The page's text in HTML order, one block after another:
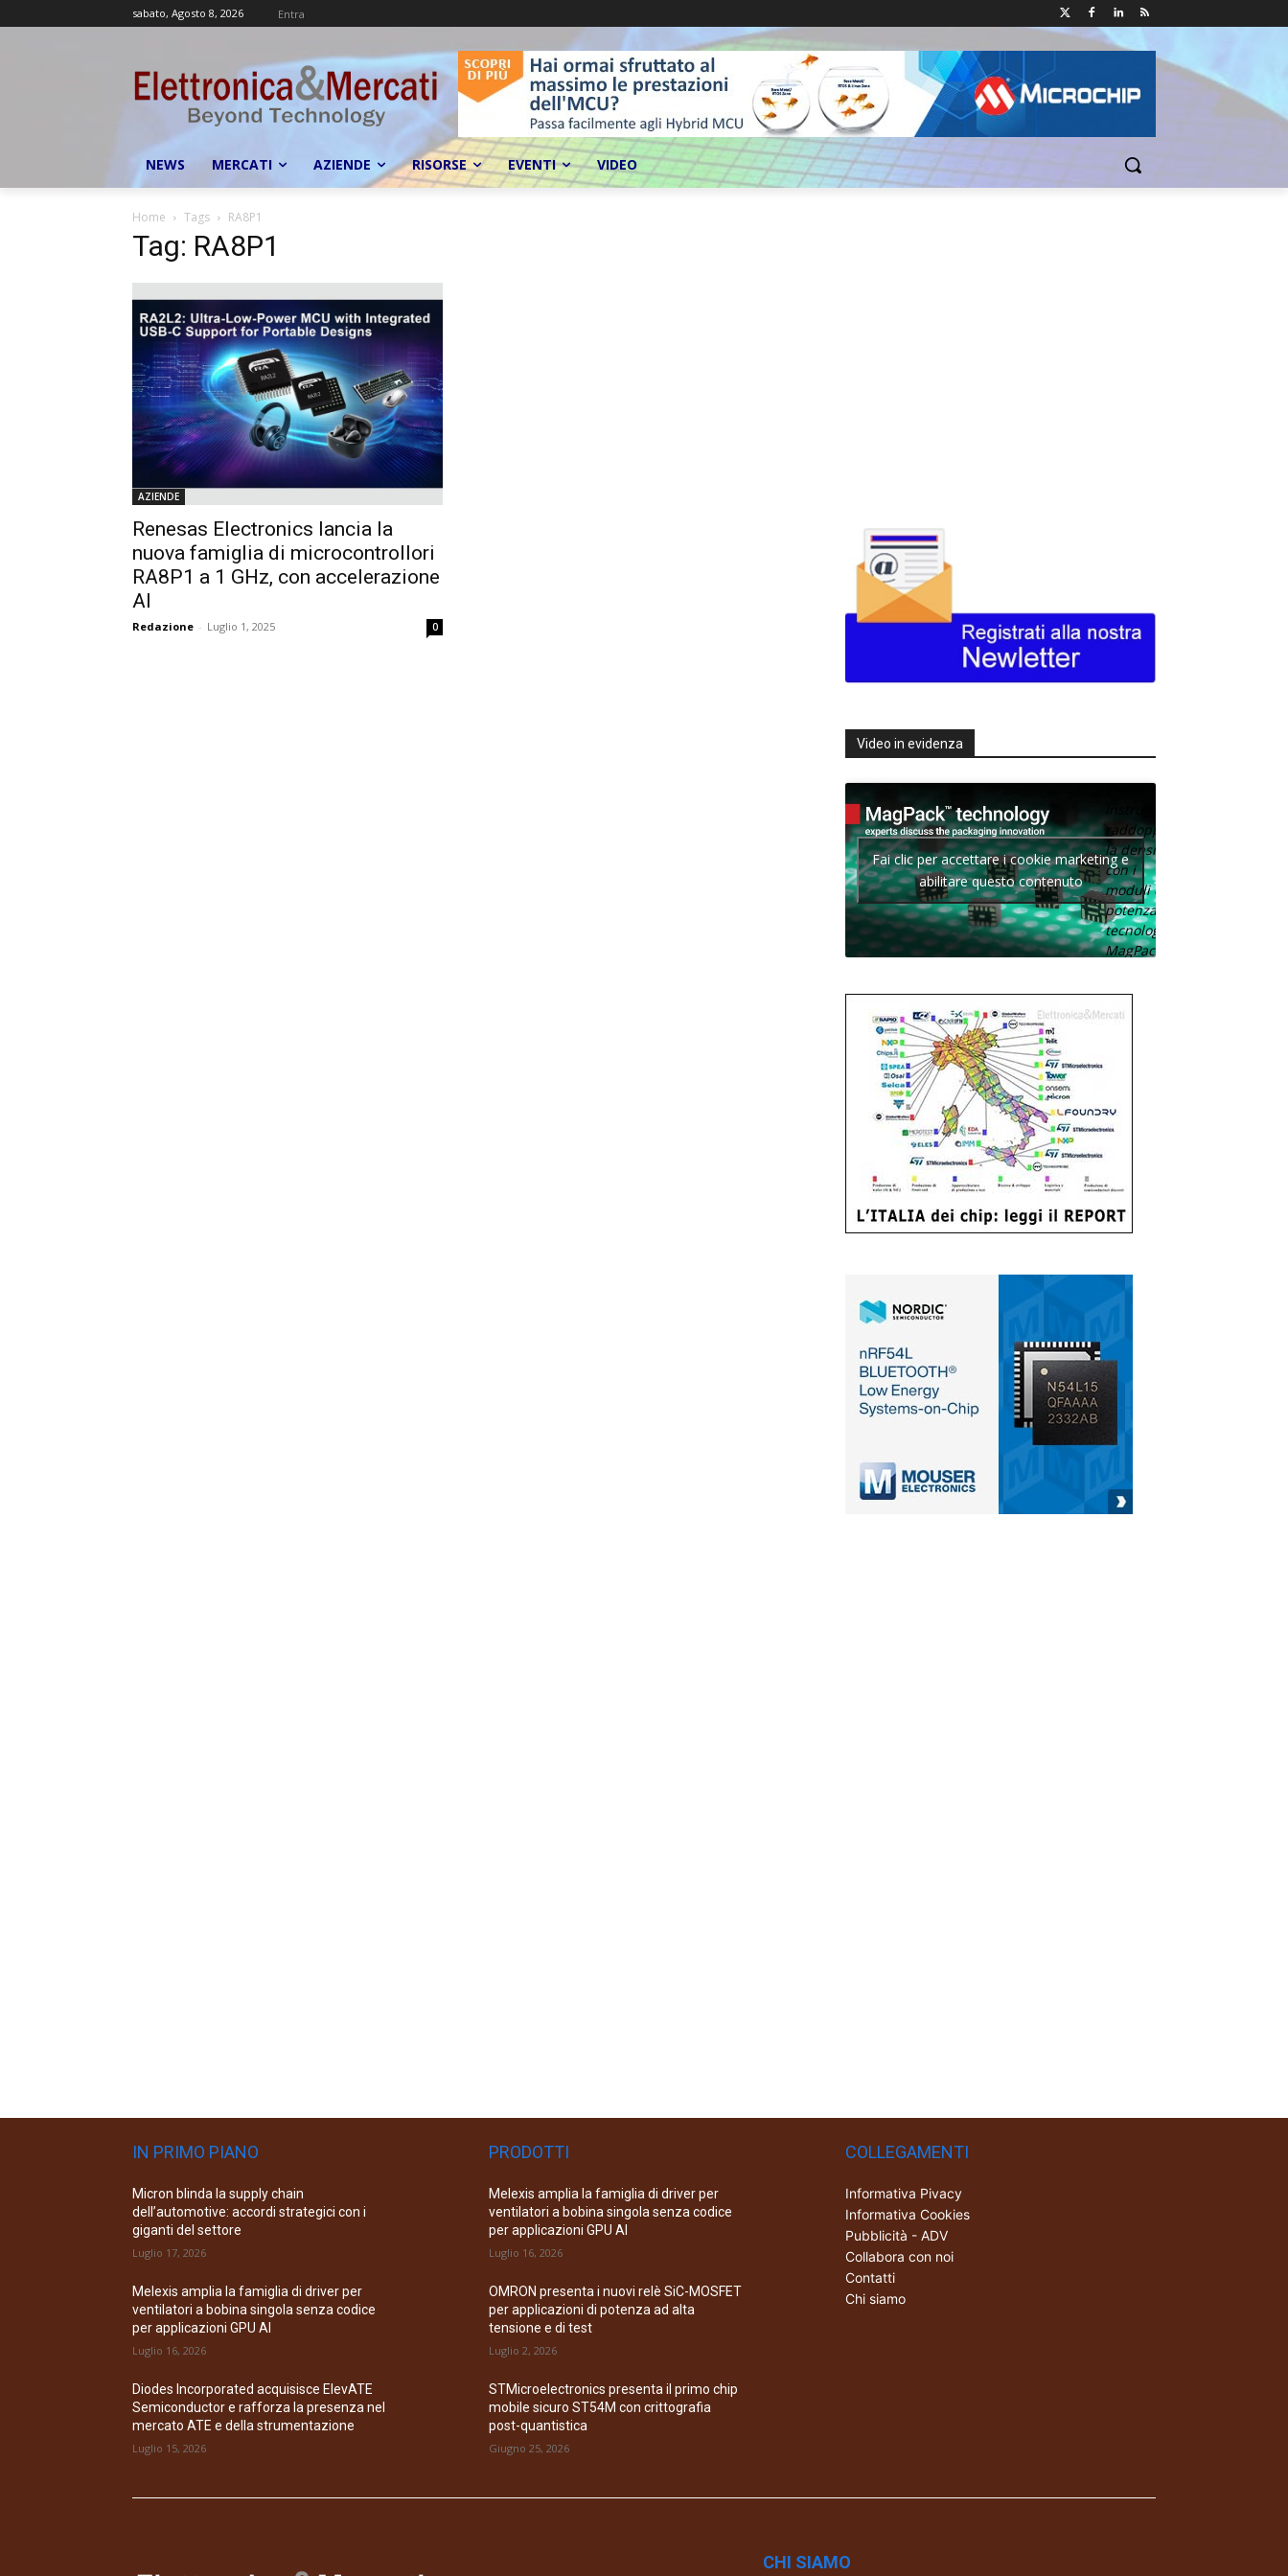
sabato, Agosto 8, 2026 Entra
NEWS MERCATI AZIENDE RISORSE EVENTI VIDEO
Home Tags RA8P1
Tag: RA8P1
AZIENDE
Renesas Electronics lancia la
nuova famiglia di microcontrollori
RA8P1 a 1 GHz, con accelerazione
AI
Redazione - Luglio 1, 2025 0
Video in evidenza
Texas
raddoppia
la densità
con i
moduli di
potenza con
tecnologia
MagPack.
Fai clic per accettare i cookie marketing e
abilitare questo contenuto
IN PRIMO PIANO
Micron blinda la supply chain
dell’automotive: accordi strategici con i
giganti del settore
Luglio 17, 2026
Melexis amplia la famiglia di driver per
ventilatori a bobina singola senza codice
per applicazioni GPU AI
Luglio 16, 2026
Diodes Incorporated acquisisce ElevATE
Semiconductor e rafforza la presenza nel
mercato ATE e della strumentazione
Luglio 15, 2026
PRODOTTI
Melexis amplia la famiglia di driver per
ventilatori a bobina singola senza codice
per applicazioni GPU AI
Luglio 16, 2026
OMRON presenta i nuovi relè SiC-MOSFET
per applicazioni di potenza ad alta
tensione e di test
Luglio 2, 2026
STMicroelectronics presenta il primo chip
mobile sicuro ST54M con crittografia
post-quantistica
Giugno 25, 2026
COLLEGAMENTI
Informativa Pivacy
Informativa Cookies
Pubblicità - ADV
Collabora con noi
Contatti
Chi siamo
CHI SIAMO